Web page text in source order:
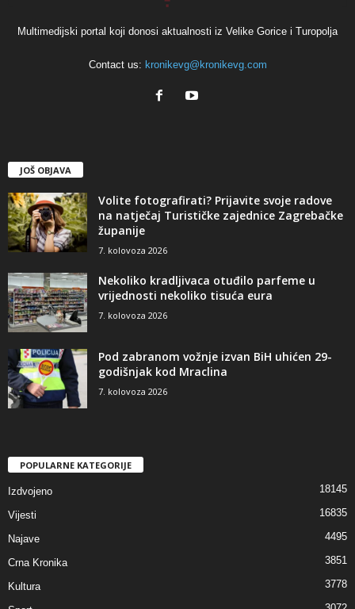
Multimedijski portal koji donosi aktualnosti iz Velike Gorice i Turopolja
Contact us: kronikevg@kronikevg.com
JOŠ OBJAVA
Volite fotografirati? Prijavite svoje radove
na natječaj Turističke zajednice Zagrebačke
županije
7. kolovoza 2026
Nekoliko kradljivaca otuđilo parfeme u
vrijednosti nekoliko tisuća eura
7. kolovoza 2026
Pod zabranom vožnje izvan BiH uhićen 29-
godišnjak kod Mraclina
7. kolovoza 2026
POPULARNE KATEGORIJE
Izdvojeno 18145
Vijesti 16835
Najave 4495
Crna Kronika 3851
Kultura 3778